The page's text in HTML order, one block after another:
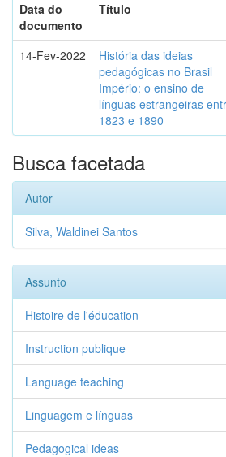
Data do
documento
Título
14-Fev-2022
História das ideias
pedagógicas no Brasil
Império: o ensino de
línguas estrangeiras
1823 e 1890
Busca facetada
Autor
Silva, Waldinei Santos
Assunto
Histoire de l'éducation
Instruction publique
Language teaching
Linguagem e línguas
Pedagogical ideas